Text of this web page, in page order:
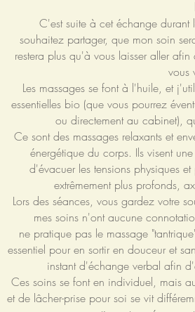
C'est suite à cet échange
souhaitez partager, que mon soin
restera plus qu'à vous laisser aller
vous
Les massages se font à l'huile, et
essentielles bio (que vous pourrez
ou directement au cabinet),
Ce sont des massages relaxants et
énergétique du corps. Ils visent
d'évacuer les tensions physiques
extrêmement plus profonds,
Lors des séances, vous gardez votre
mes soins n'ont aucune
ne pratique pas le massage
essentiel pour en sortir en douceur et
instant d'échange verbal afin
Ces soins se font en individuel, mais
et de lâcher-prise pour soi se vit